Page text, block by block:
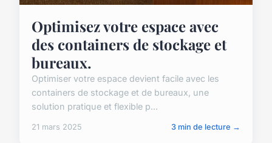
Optimisez votre espace avec
des containers de stockage et
bureaux.
Optimiser votre espace devient facile avec les
containers de stockage et de bureaux, une
solution pratique et flexible p...
21 mars 2025 3 min de lecture →